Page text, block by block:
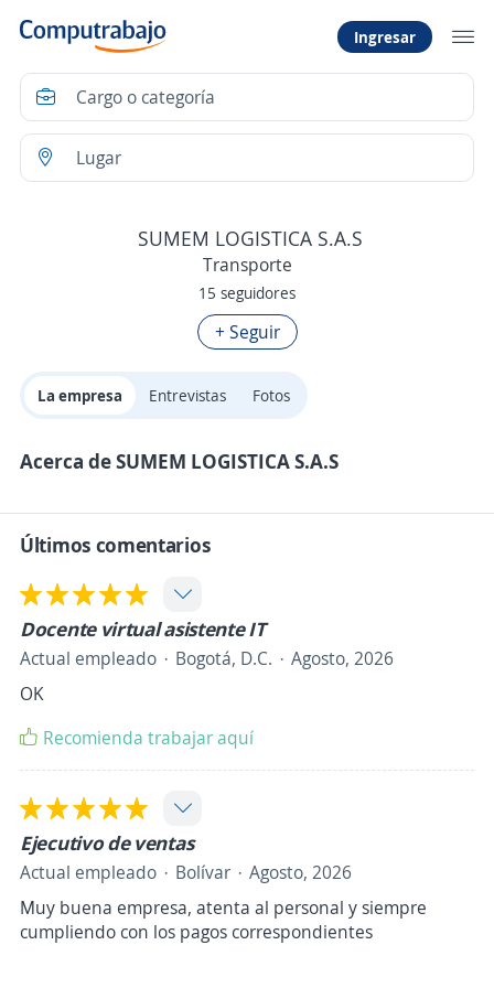
Ingresar
SUMEM LOGISTICA S.A.S
Transporte
15 seguidores
+ Seguir
La empresa Entrevistas Fotos
Acerca de SUMEM LOGISTICA S.A.S
Últimos comentarios
Docente virtual asistente IT
Actual empleado Bogotá, D.C.
Agosto, 2026
OK
Recomienda trabajar aquí
Ejecutivo de ventas
Actual empleado Bolívar
Agosto, 2026
Muy buena empresa, atenta al personal y siempre
cumpliendo con los pagos correspondientes